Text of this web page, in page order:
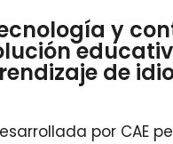
y
de
por CAE